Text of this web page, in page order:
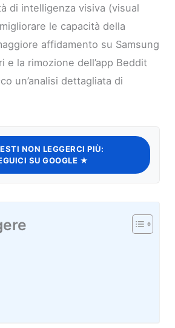
di intelligenza visiva (visual
le capacità della
affidamento su Samsung
e la rimozione dell’app Beddit
un’analisi dettagliata di
NON LEGGERCI PIÙ:
SU GOOGLE ★